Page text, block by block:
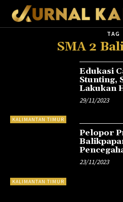
TAG
SMA 2
KALIMANTAN TIMUR
Edukasi
Stunting,
Lakukan
29/11/2023
KALIMANTAN TIMUR
Pelopor
23/11/2023